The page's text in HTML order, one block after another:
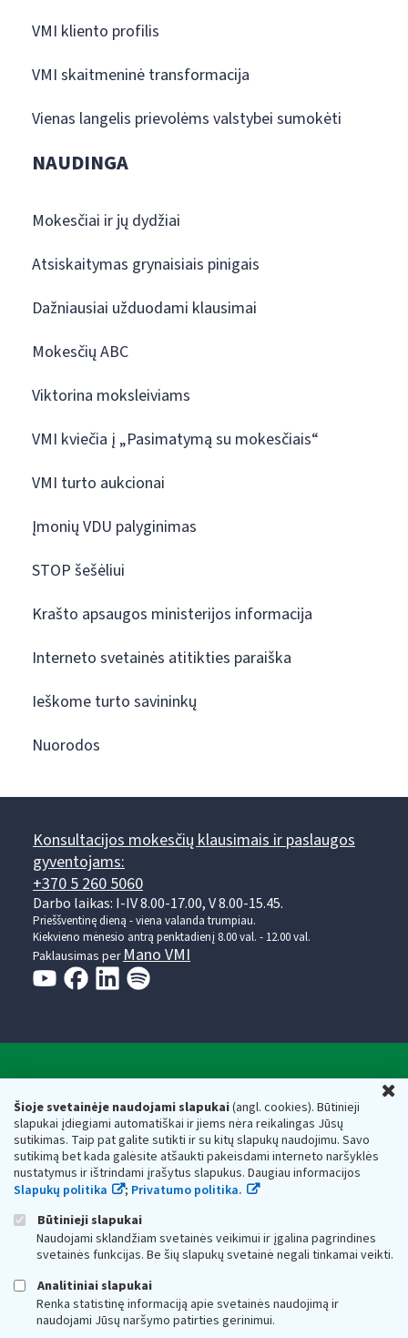
Šioje svetainėje naudojami slapukai(angl. cookies). Būtinieji
slapukai įdiegiami automatiškai ir jiems nėra reikalingas Jūsų
sutikimas. Taip pat galite sutikti ir su kitų slapukų naudojimu. Savo
sutikimą bet kada galėsite atšaukti pakeisdami interneto naršyklės
nustatymus ir ištrindami įrašytus slapukus. Daugiau informacijos
Slapukų politika
; Privatumo politika.
Būtinieji slapukai
Naudojami sklandžiam svetainės veikimui ir įgalina pagrindines
svetainės funkcijas. Be šių slapukų svetainė negali tinkamai veikti.
Analitiniai slapukai
Renka statistinę informaciją apie svetainės naudojimą ir
naudojami Jūsų naršymo patirties gerinimui.
VMI kliento profilis
VMI skaitmeninė transformacija
Vienas langelis prievolėms valstybei sumokėti
NAUDINGA
Mokesčiai ir jų dydžiai
Atsiskaitymas grynaisiais pinigais
Dažniausiai užduodami klausimai
Mokesčių ABC
Viktorina moksleiviams
VMI kviečia į „Pasimatymą su mokesčiais“
VMI turto aukcionai
Įmonių VDU palyginimas
STOP šešėliui
Krašto apsaugos ministerijos informacija
Interneto svetainės atitikties paraiška
Ieškome turto savininkų
Nuorodos
Konsultacijos mokesčių klausimais ir paslaugos
gyventojams:
+370 5 260 5060
Darbo laikas: I-IV 8.00-17.00, V 8.00-15.45.
Prieššventinę dieną - viena valanda trumpiau.
Kiekvieno mėnesio antrą penktadienį 8.00 val. - 12.00 val.
Paklausimas perMano VMI
Valstybinė mokesčių inspekcija prie Lietuvos
Respublikos finansų ministerijos
Biudžetinė įstaiga. Juridinio asmens kodas — 188659752,
adresas: Vasario 16-osios g. 14, 01107 Vilnius, Lietuva, el.paštas:
vmi@vmi.lt , E. pristatymo dėžutės adresas 188659752
Duomenys apie Valstybinę mokesčių inspekciją prie Lietuvos
Respublikos finansų ministerijos kaupiami ir saugomi Juridinių